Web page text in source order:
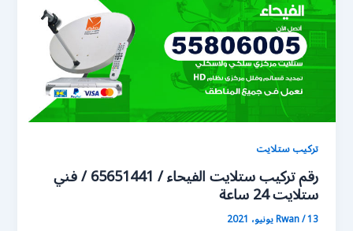
تركيب ستلايت
رقم تركيب ستلايت الفيحاء / 65651441 / فني
ستلايت 24 ساعة
Rwan/13 يونيو، 2021